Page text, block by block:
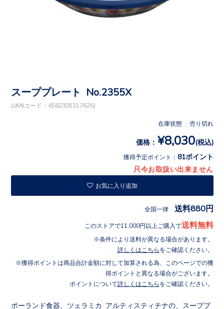
スーププレート No.2355X
(JANコード：4582305317626)
在庫状態 : 売り切れ
価格： ¥8,030(税込)
獲得予定ポイント： 81ポイント
只今お取扱い出来ません
お気に入り追加
全国一律 送料880円
このストアで11,000円以上ご購入で送料無料
条件により送料が異なる場合があります。
詳しくはこちら をご確認ください。
獲得ポイントは商品合計金額に対して加算される為、このページでの獲
得ポイントと異なる場合がございます。
ポイントについて詳しくはこちら をご確認ください。
ポーランド食器、ツェラミカ アルティスティチナの、スーププ